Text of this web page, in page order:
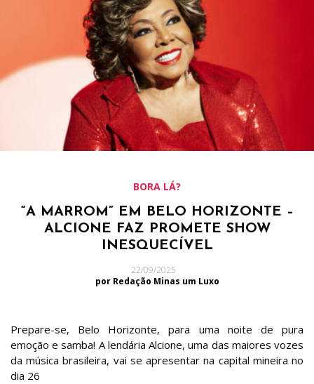
BORA LÁ?
“A MARROM” EM BELO HORIZONTE –
ALCIONE FAZ PROMETE SHOW
INESQUECÍVEL
22/09/2025
por Redação Minas um Luxo
Prepare-se, Belo Horizonte, para uma noite de pura
emoção e samba! A lendária Alcione, uma das maiores vozes
da música brasileira, vai se apresentar na capital mineira no
dia 26